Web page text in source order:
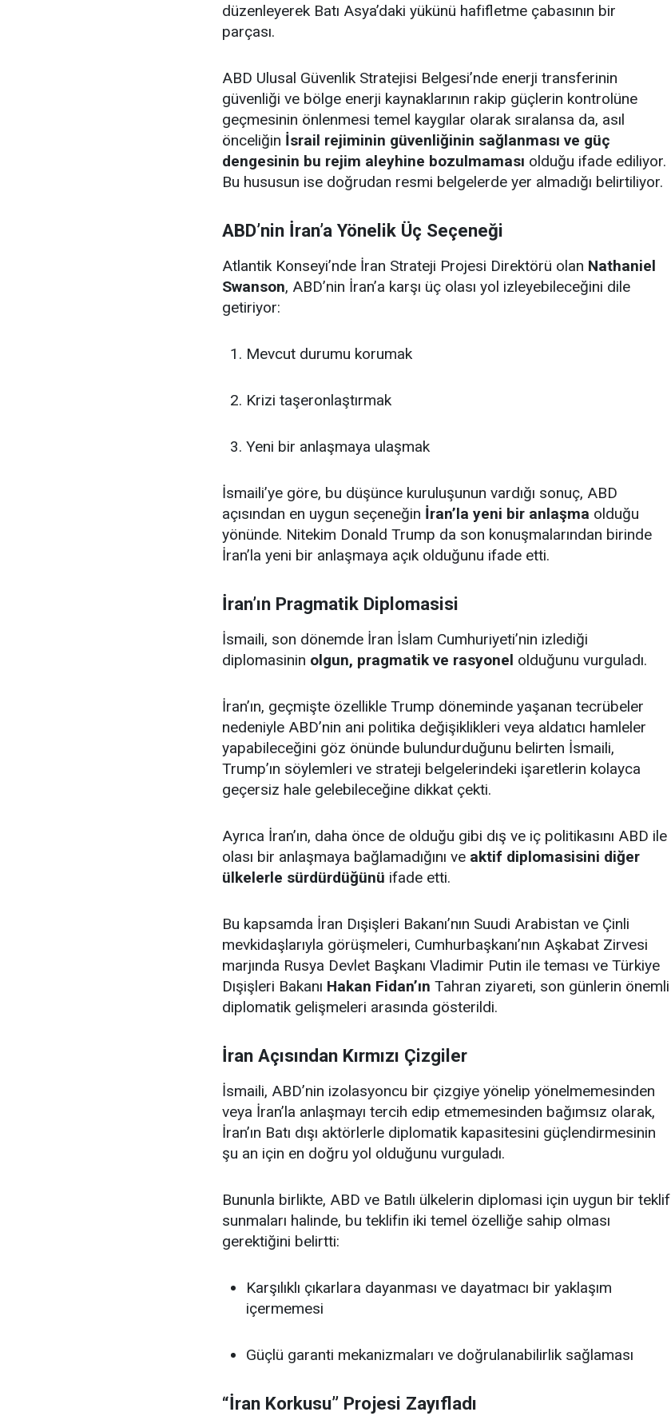
düzenleyerek Batı Asya’daki yükünü hafifletme çabasının bir
parçası.
ABD Ulusal Güvenlik Stratejisi Belgesi’nde enerji transferinin
güvenliği ve bölge enerji kaynaklarının rakip güçlerin kontrolüne
geçmesinin önlenmesi temel kaygılar olarak sıralansa da, asıl
önceliğin İsrail rejiminin güvenliğinin sağlanması ve güç
dengesinin bu rejim aleyhine bozulmaması olduğu ifade ediliyor.
Bu hususun ise doğrudan resmi belgelerde yer almadığı belirtiliyor.
ABD’nin İran’a Yönelik Üç Seçeneği
Atlantik Konseyi’nde İran Strateji Projesi Direktörü olan Nathaniel
Swanson, ABD’nin İran’a karşı üç olası yol izleyebileceğini dile
getiriyor:
Mevcut durumu korumak
Krizi taşeronlaştırmak
Yeni bir anlaşmaya ulaşmak
İsmaili’ye göre, bu düşünce kuruluşunun vardığı sonuç, ABD
açısından en uygun seçeneğin İran’la yeni bir anlaşma olduğu
yönünde. Nitekim Donald Trump da son konuşmalarından birinde
İran’la yeni bir anlaşmaya açık olduğunu ifade etti.
İran’ın Pragmatik Diplomasisi
İsmaili, son dönemde İran İslam Cumhuriyeti’nin izlediği
diplomasinin olgun, pragmatik ve rasyonel olduğunu vurguladı.
İran’ın, geçmişte özellikle Trump döneminde yaşanan tecrübeler
nedeniyle ABD’nin ani politika değişiklikleri veya aldatıcı hamleler
yapabileceğini göz önünde bulundurduğunu belirten İsmaili,
Trump’ın söylemleri ve strateji belgelerindeki işaretlerin kolayca
geçersiz hale gelebileceğine dikkat çekti.
Ayrıca İran’ın, daha önce de olduğu gibi dış ve iç politikasını ABD ile
olası bir anlaşmaya bağlamadığını ve aktif diplomasisini diğer
ülkelerle sürdürdüğünü ifade etti.
Bu kapsamda İran Dışişleri Bakanı’nın Suudi Arabistan ve Çinli
mevkidaşlarıyla görüşmeleri, Cumhurbaşkanı’nın Aşkabat Zirvesi
marjında Rusya Devlet Başkanı Vladimir Putin ile teması ve Türkiye
Dışişleri Bakanı Hakan Fidan’ın Tahran ziyareti, son günlerin önemli
diplomatik gelişmeleri arasında gösterildi.
İran Açısından Kırmızı Çizgiler
İsmaili, ABD’nin izolasyoncu bir çizgiye yönelip yönelmemesinden
veya İran’la anlaşmayı tercih edip etmemesinden bağımsız olarak,
İran’ın Batı dışı aktörlerle diplomatik kapasitesini güçlendirmesinin
şu an için en doğru yol olduğunu vurguladı.
Bununla birlikte, ABD ve Batılı ülkelerin diplomasi için uygun bir teklif
sunmaları halinde, bu teklifin iki temel özelliğe sahip olması
gerektiğini belirtti:
Karşılıklı çıkarlara dayanması ve dayatmacı bir yaklaşım
içermemesi
Güçlü garanti mekanizmaları ve doğrulanabilirlik sağlaması
“İran Korkusu” Projesi Zayıfladı